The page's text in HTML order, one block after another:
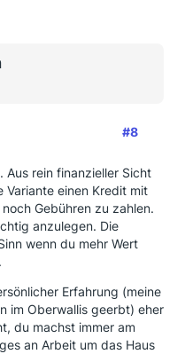
#8
Aus rein finanzieller Sicht
Variante einen Kredit mit
Gebühren zu zahlen.
anzulegen. Die
wenn du mehr Wert
Erfahrung (meine
im Oberwallis geerbt) eher
du machst immer am
an Arbeit um das Haus